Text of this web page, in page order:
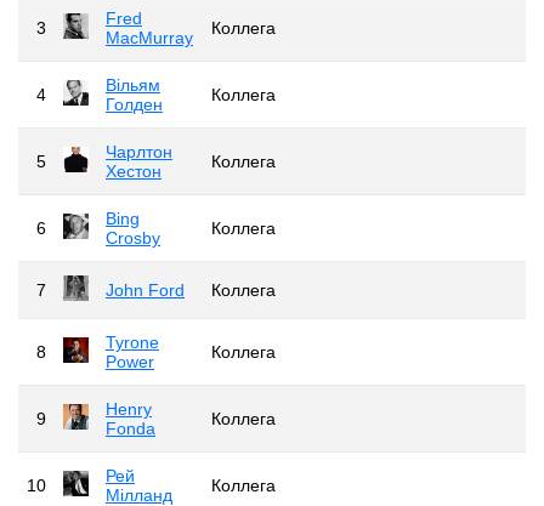
3
Fred
MacMurray
Коллега
4
Вільям
Голден
Коллега
5
Чарлтон
Хестон
Коллега
6
Bing
Crosby
Коллега
7 John Ford Коллега
8
Tyrone
Power
Коллега
9
Henry
Fonda
Коллега
10
Рей
Мілланд
Коллега